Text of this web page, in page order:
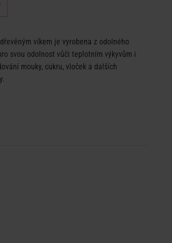
víkem je vyrobena z odolného
svou odolnost vůči teplotním výkyvům i
mouky, cukru, vloček a dalších